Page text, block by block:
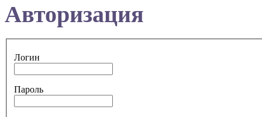
Авторизация
Логин
Пароль